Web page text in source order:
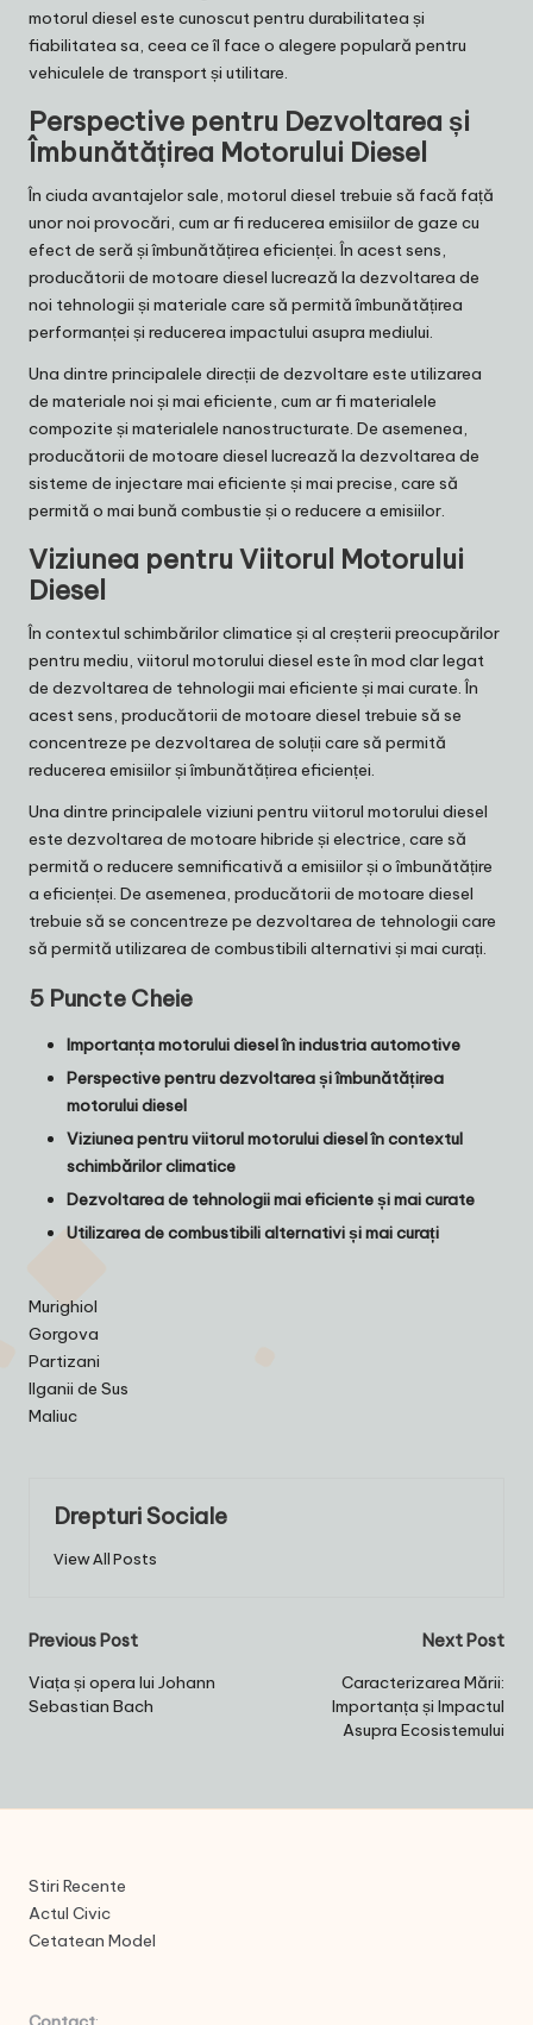
motorul diesel este cunoscut pentru durabilitatea și
fiabilitatea sa, ceea ce îl face o alegere populară pentru
vehiculele de transport și utilitare.
Perspective pentru Dezvoltarea și
Îmbunătățirea Motorului Diesel
În ciuda avantajelor sale, motorul diesel trebuie să facă față
unor noi provocări, cum ar fi reducerea emisiilor de gaze cu
efect de seră și îmbunătățirea eficienței. În acest sens,
producătorii de motoare diesel lucrează la dezvoltarea de
noi tehnologii și materiale care să permită îmbunătățirea
performanței și reducerea impactului asupra mediului.
Una dintre principalele direcții de dezvoltare este utilizarea
de materiale noi și mai eficiente, cum ar fi materialele
compozite și materialele nanostructurate. De asemenea,
producătorii de motoare diesel lucrează la dezvoltarea de
sisteme de injectare mai eficiente și mai precise, care să
permită o mai bună combustie și o reducere a emisiilor.
Viziunea pentru Viitorul Motorului
Diesel
În contextul schimbărilor climatice și al creșterii preocupărilor
pentru mediu, viitorul motorului diesel este în mod clar legat
de dezvoltarea de tehnologii mai eficiente și mai curate. În
acest sens, producătorii de motoare diesel trebuie să se
concentreze pe dezvoltarea de soluții care să permită
reducerea emisiilor și îmbunătățirea eficienței.
Una dintre principalele viziuni pentru viitorul motorului diesel
este dezvoltarea de motoare hibride și electrice, care să
permită o reducere semnificativă a emisiilor și o îmbunătățire
a eficienței. De asemenea, producătorii de motoare diesel
trebuie să se concentreze pe dezvoltarea de tehnologii care
să permită utilizarea de combustibili alternativi și mai curați.
5 Puncte Cheie
Importanța motorului diesel în industria automotive
Perspective pentru dezvoltarea și îmbunătățirea
motorului diesel
Viziunea pentru viitorul motorului diesel în contextul
schimbărilor climatice
Dezvoltarea de tehnologii mai eficiente și mai curate
Utilizarea de combustibili alternativi și mai curați
Murighiol
Gorgova
Partizani
Ilganii de Sus
Maliuc
Drepturi Sociale
View All Posts
Post
navigation
Previous Post
Viața și opera lui Johann
Sebastian Bach
Next Post
Caracterizarea Mării:
Importanța și Impactul
Asupra Ecosistemului
Stiri Recente
Actul Civic
Cetatean Model